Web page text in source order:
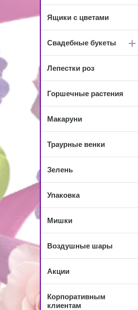
Ящики с цветами
Свадебные букеты
Лепестки роз
Горшечные растения
Макаруни
Траурные венки
Зелень
Упаковка
Мишки
Воздушные шары
Акции
Корпоративным
клиентам